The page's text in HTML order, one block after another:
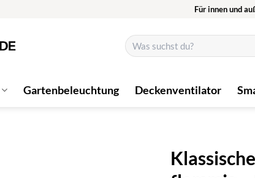
Für innen und
Suchen
nach:
Gartenbeleuchtung Deckenventilator